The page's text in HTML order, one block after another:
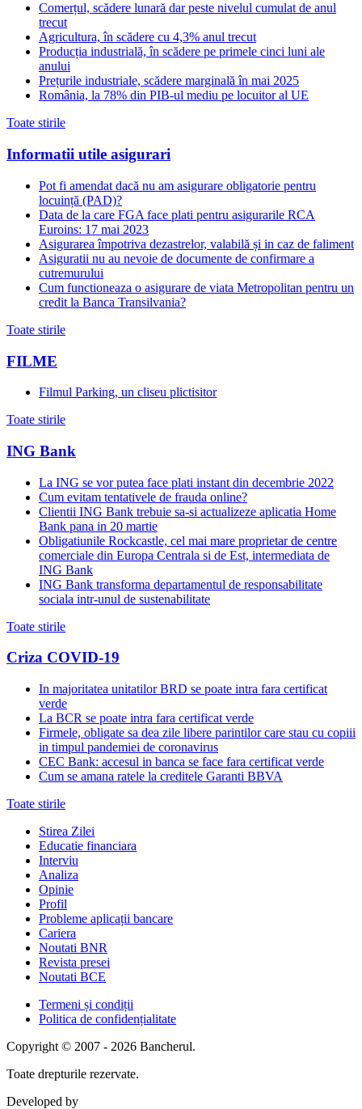
Comerțul, scădere lunară dar peste nivelul cumulat de anul
trecut
Agricultura, în scădere cu 4,3% anul trecut
Producția industrială, în scădere pe primele cinci luni ale
anului
Prețurile industriale, scădere marginală în mai 2025
România, la 78% din PIB-ul mediu pe locuitor al UE
Toate stirile
Informatii utile asigurari
Pot fi amendat dacă nu am asigurare obligatorie pentru
locuință (PAD)?
Data de la care FGA face plati pentru asigurarile RCA
Euroins: 17 mai 2023
Asigurarea împotriva dezastrelor, valabilă și in caz de faliment
Asiguratii nu au nevoie de documente de confirmare a
cutremurului
Cum functioneaza o asigurare de viata Metropolitan pentru un
credit la Banca Transilvania?
Toate stirile
FILME
Filmul Parking, un cliseu plictisitor
Toate stirile
ING Bank
La ING se vor putea face plati instant din decembrie 2022
Cum evitam tentativele de frauda online?
Clientii ING Bank trebuie sa-si actualizeze aplicatia Home
Bank pana in 20 martie
Obligatiunile Rockcastle, cel mai mare proprietar de centre
comerciale din Europa Centrala si de Est, intermediata de
ING Bank
ING Bank transforma departamentul de responsabilitate
sociala intr-unul de sustenabilitate
Toate stirile
Criza COVID-19
In majoritatea unitatilor BRD se poate intra fara certificat
verde
La BCR se poate intra fara certificat verde
Firmele, obligate sa dea zile libere parintilor care stau cu copiii
in timpul pandemiei de coronavirus
CEC Bank: accesul in banca se face fara certificat verde
Cum se amana ratele la creditele Garanti BBVA
Toate stirile
Stirea Zilei
Educatie financiara
Interviu
Analiza
Opinie
Profil
Probleme aplicații bancare
Cariera
Noutati BNR
Revista presei
Noutati BCE
Termeni și condiții
Politica de confidențialitate
Copyright © 2007 - 2026 Bancherul.
Toate drepturile rezervate.
Developed by